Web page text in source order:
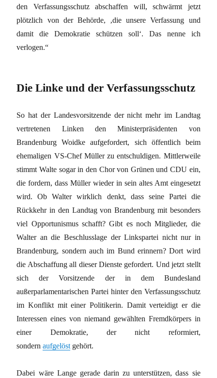
den Verfassungsschutz abschaffen will, schwärmt jetzt
plötzlich von der Behörde, ‚die unsere Verfassung und
damit die Demokratie schützen soll‘. Das nenne ich
verlogen.“
Die Linke und der Verfassungsschutz
So hat der Landesvorsitzende der nicht mehr im Landtag
vertretenen Linken den Ministerpräsidenten von
Brandenburg Woidke aufgefordert, sich öffentlich beim
ehemaligen VS-Chef Müller zu entschuldigen. Mittlerweile
stimmt Walte sogar in den Chor von Grünen und CDU ein,
die fordern, dass Müller wieder in sein altes Amt eingesetzt
wird. Ob Walter wirklich denkt, dass seine Partei die
Rückkehr in den Landtag von Brandenburg mit besonders
viel Opportunismus schafft? Gibt es noch Mitglieder, die
Walter an die Beschlusslage der Linkspartei nicht nur in
Brandenburg, sondern auch im Bund erinnern? Dort wird
die Abschaffung all dieser Dienste gefordert. Und jetzt stellt
sich der Vorsitzende der in dem Bundesland
außerparlamentarischen Partei hinter den Verfassungsschutz
im Konflikt mit einer Politikerin. Damit verteidigt er die
Interessen eines von niemand gewählten Fremdkörpers in
einer Demokratie, der nicht reformiert,
sondernaufgelöst gehört.
Dabei wäre Lange gerade darin zu unterstützen, dass sie